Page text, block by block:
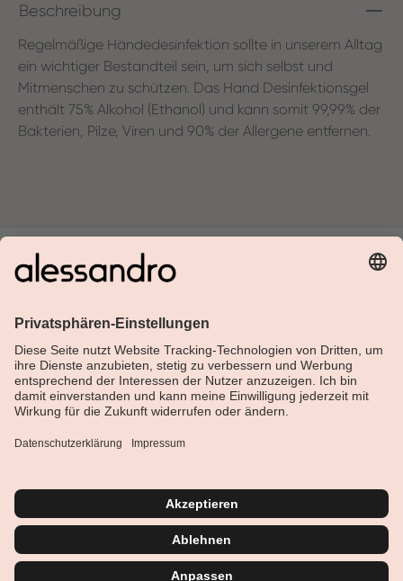
Beschreibung
Regelmäßige Händedesinfektion sollte in unserem Alltag
ein wichtiger Bestandteil sein, um sich selbst und
Mitmenschen zu schützen. Das Hand Desinfektionsgel
enthält 75% Alkohol (Ethanol) und kann somit 99,99% der
Bakterien, Pilze, Viren und 90% der Allergene entfernen.
Über Alessandro
Shop
Deutsch